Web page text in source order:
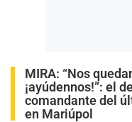
MIRA: “Nos
¡ayúdennos!”: el
comandante del
en Mariúpol